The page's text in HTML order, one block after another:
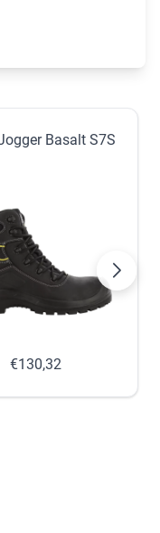
Basalt S7S
€130,32